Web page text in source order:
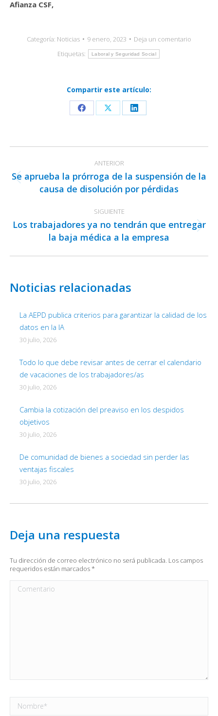
Afianza CSF,
Categoría: Noticias 9 enero, 2023
Deja un comentario
Etiquetas:
Laboral y Seguridad Social
Compartir este artículo:
Share
Facebook
Share
X
Share
LinkedIn
entre
publicaciones
ANTERIOR
Publicación
anterior:
Se aprueba la prórroga de la suspensión de la
causa de disolución por pérdidas
SIGUIENTE
Publicación
siguiente:
Los trabajadores ya no tendrán que entregar
la baja médica a la empresa
Noticias relacionadas
La AEPD publica criterios para garantizar la calidad de los
datos en la IA
30 julio, 2026
Todo lo que debe revisar antes de cerrar el calendario
de vacaciones de los trabajadores/as
30 julio, 2026
Cambia la cotización del preaviso en los despidos
objetivos
30 julio, 2026
De comunidad de bienes a sociedad sin perder las
ventajas fiscales
30 julio, 2026
Deja una respuesta
Tu dirección de correo electrónico no será publicada. Los campos
requeridos están marcados*
Comentario
Nombre *